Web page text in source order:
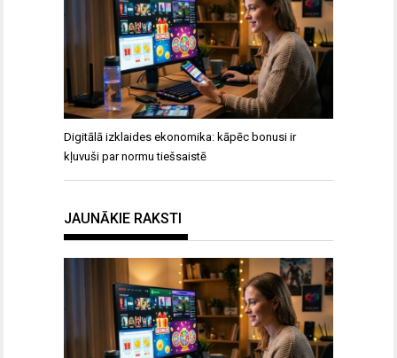
Digitālā izklaides ekonomika: kāpēc bonusi ir
kļuvuši par normu tiešsaistē
JAUNĀKIE RAKSTI